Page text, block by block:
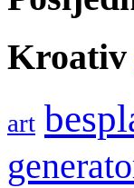
Kroativ
art